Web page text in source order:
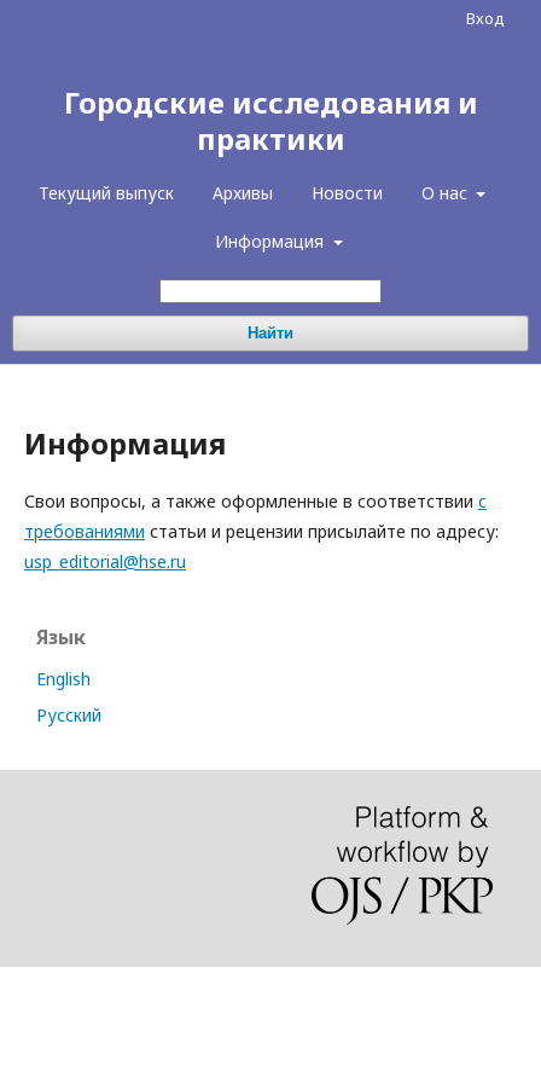
Городские исследования и
практики
Текущий выпуск Архивы Новости О нас
Информация
Найти
Вход
Информация
Свои вопросы, а также оформленные в соответствии с
требованиями статьи и рецензии присылайте по адресу:
usp_editorial@hse.ru
Язык
English
Русский